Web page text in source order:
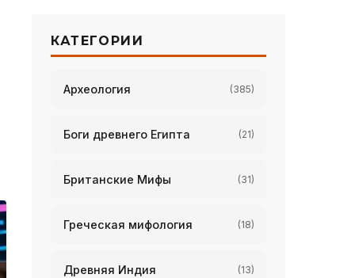
КАТЕГОРИИ
Археология (385)
Боги древнего Египта (21)
Британские Мифы (31)
Греческая мифология (18)
Древняя Индия (13)